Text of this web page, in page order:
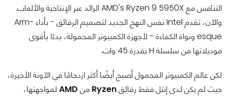
التنافس مع AMD's Ryzen 9 5950X الرائد عبر الإنتاجية والألعاب.
والآن، تقدم Intel نفس النهج الجديد لتصميم الرقائق - بأداء Arm-
esque ونواة الكفاءة - لأجهزة الكمبيوتر المحمولة، بدءًا بأقوى
موديلاتها من سلسلة H بقدرة 45 وات.
لكن عالم الكمبيوتر المحمول أصبح أيضًا أكثر ازدحامًا في الآونة الأخيرة،
حيث لم يكن لدى إنتل فقط رقائقRyzen من AMD لمواجهتها،